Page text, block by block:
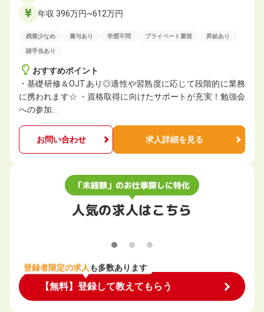
年収 396万円~612万円
残業少なめ 賞与あり 学歴不問 プライベート重視 昇給あり
諸手当あり
おすすめポイント
・基礎研修＆OJTあり◎適性や習熟度に応じて段階的に業務
に携われます☆ ・資格取得に向けたサポートが充実！勉強会
への参加…
お問い合わせ 求人詳細を見る
「未経験」のお仕事探しに特化
人気の求人はこちら
登録者限定の求人 も多数あります
【無料】登録して教えてもらう